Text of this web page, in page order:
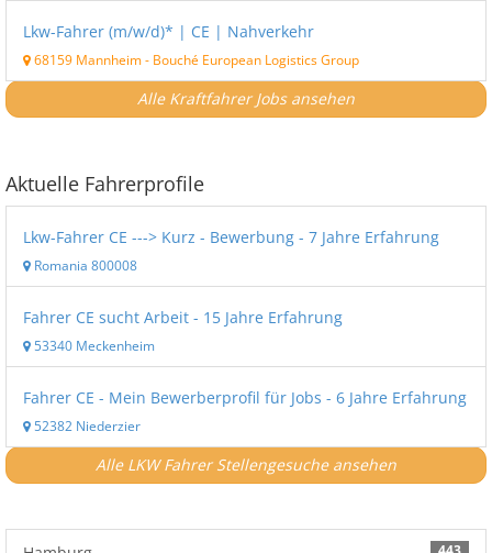
Lkw-Fahrer (m/w/d)* | CE | Nahverkehr
68159 Mannheim- Bouché European Logistics Group
Alle Kraftfahrer Jobs ansehen
Aktuelle Fahrerprofile
Lkw-Fahrer CE ---> Kurz - Bewerbung - 7 Jahre Erfahrung
Romania 800008
Fahrer CE sucht Arbeit - 15 Jahre Erfahrung
53340 Meckenheim
Fahrer CE - Mein Bewerberprofil für Jobs - 6 Jahre Erfahrung
52382 Niederzier
Alle LKW Fahrer Stellengesuche ansehen